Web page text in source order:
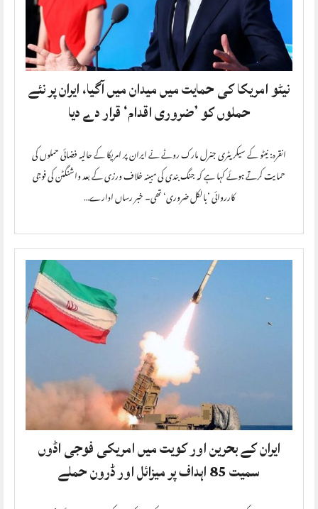
نیٹو امریکا کی حمایت میں میدان میں آگیا، ایران پر نئے
حملوں کو ’ضروری اقدام‘ قرار دے دیا
انقرہ: نیٹو کے سیکریٹری جنرل مارک روٹے نے ایران پر امریکا کے حالیہ فضائی حملوں کی
حمایت کرتے ہوئے کہا ہے کہ جنگ بندی کی مبینہ خلاف ورزی کے بعد واشنگٹن کی فوجی
کارروائی ’بالکل ضروری‘ تھی۔ خبر رساں ادارے…
ایران کے بحرین اور کویت میں امریکی فوجی اڈوں
سمیت 85 اہداف پر میزائل اور ڈرون حملے